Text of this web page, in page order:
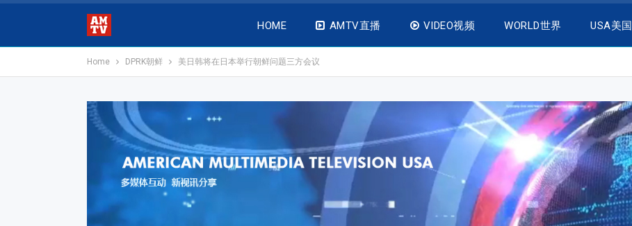
HOME AMTV直播 VIDEO视频 WORLD世界 USA美国
Home DPRK朝鲜 美日韩将在日本举行朝鲜问题三方会议